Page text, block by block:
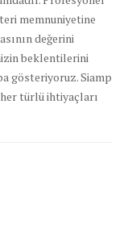
memnuniyetine
değerini
beklentilerini
gösteriyoruz. Siamp
türlü ihtiyaçları